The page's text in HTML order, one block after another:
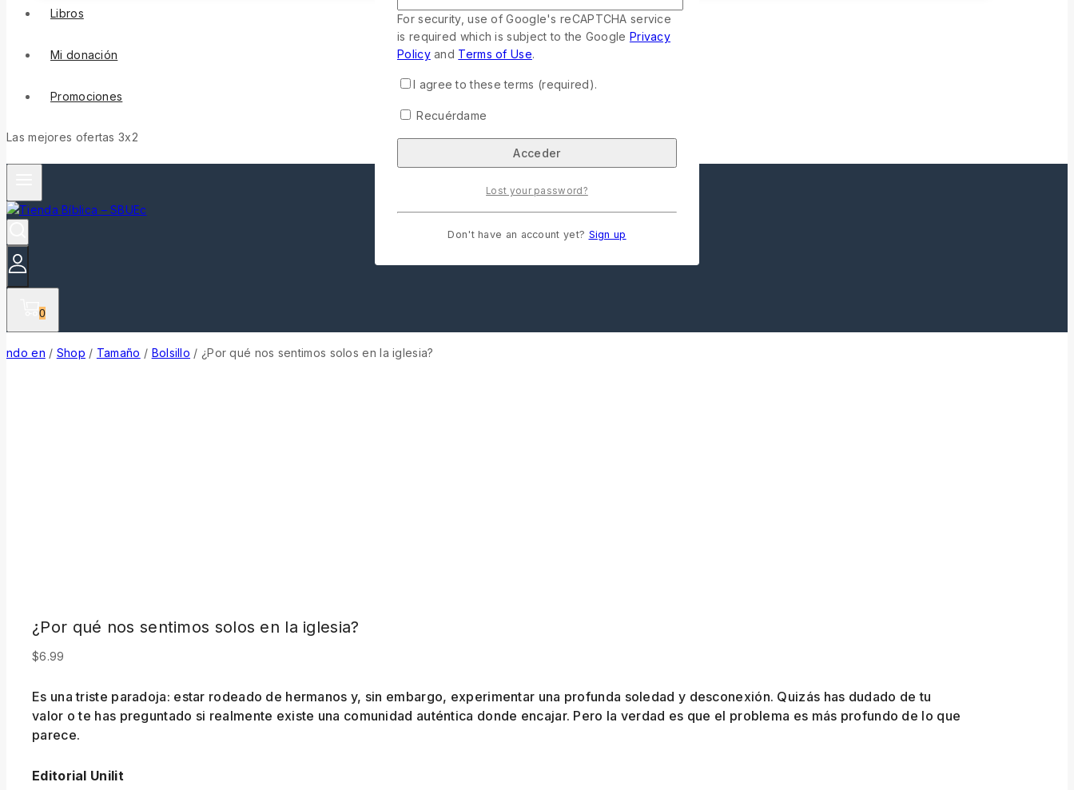
Libros
Mi donación
Promociones
Las mejores ofertas 3x2
0
ndo en / Shop / Tamaño / Bolsillo / ¿Por qué nos sentimos solos en la iglesia?
¿Por qué nos sentimos solos en la iglesia?
$6.99
Es una triste paradoja: estar rodeado de hermanos y, sin embargo, experimentar una profunda soledad y desconexión. Quizás has dudado de tu
valor o te has preguntado si realmente existe una comunidad auténtica donde encajar. Pero la verdad es que el problema es más profundo de lo que
parece.
Editorial Unilit
For security, use of Google's reCAPTCHA service
is required which is subject to the Google Privacy
Policyand Terms of Use.
I agree to these terms (required).
Recuérdame
Lost your password?
Don't have an account yet? Sign up